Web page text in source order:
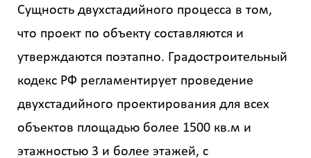
Сущность двухстадийного процесса в том,
что проект по объекту составляются и
утверждаются поэтапно. Градостроительный
кодекс РФ регламентирует проведение
двухстадийного проектирования для всех
объектов площадью более 1500 кв.м и
этажностью 3 и более этажей, с